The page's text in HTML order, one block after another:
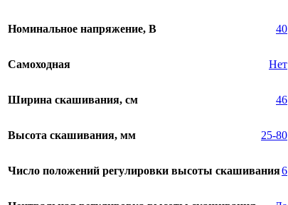
Номинальное напряжение, В 40
Самоходная Нет
Ширина скашивания, см 46
Высота скашивания, мм 25-80
Число положений регулировки высоты скашивания6